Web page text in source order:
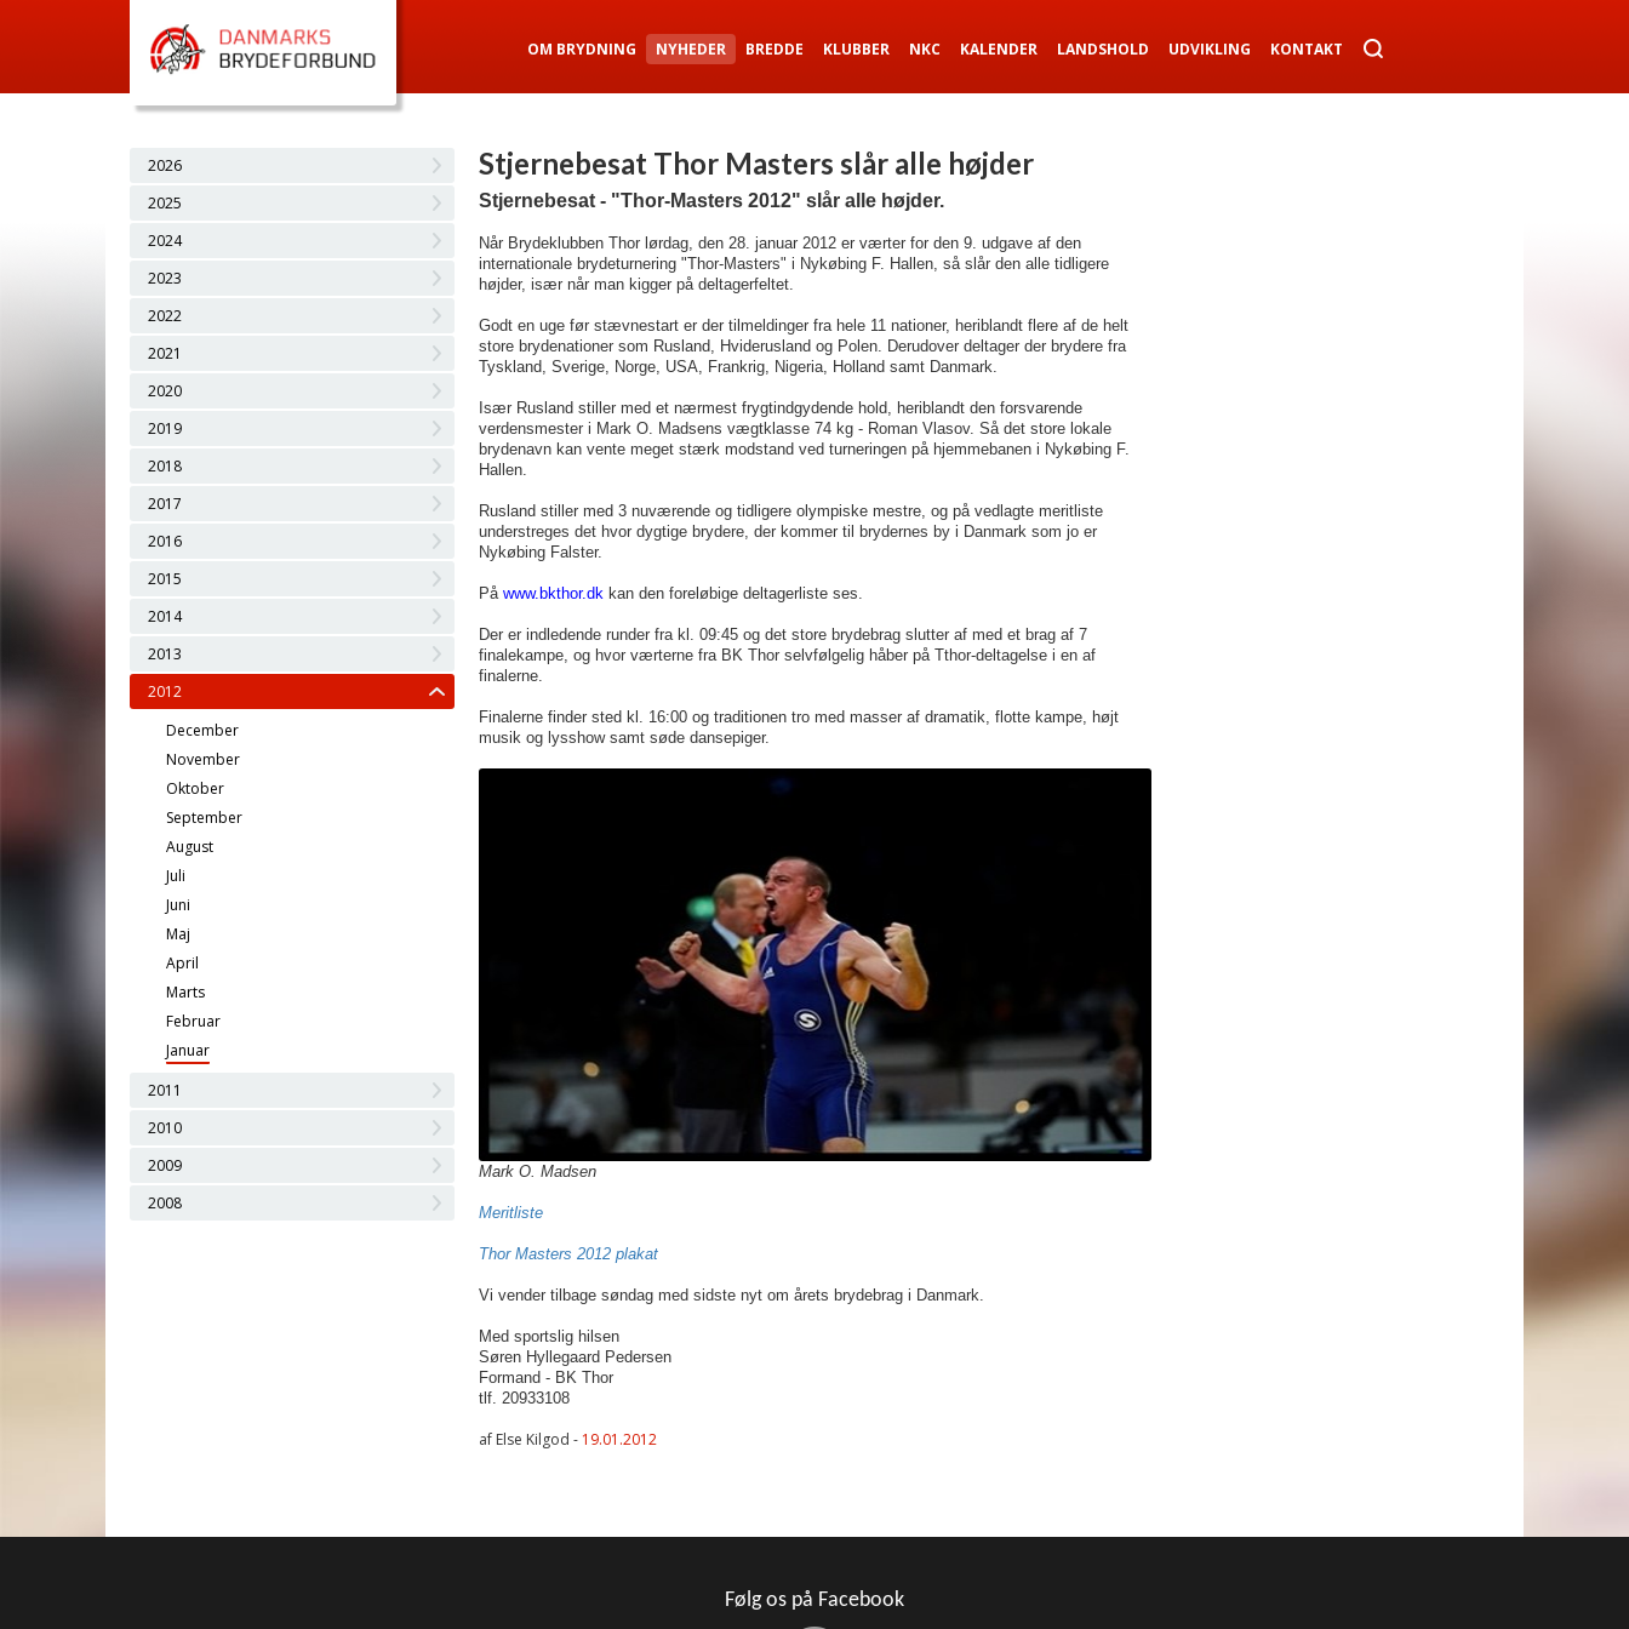
OM BRYDNING NYHEDER BREDDE KLUBBER NKC KALENDER LANDSHOLD UDVIKLING KONTAKT
2026
2025
2024
2023
2022
2021
2020
2019
2018
2017
2016
2015
2014
2013
2012
December
November
Oktober
September
August
Juli
Juni
Maj
April
Marts
Februar
Januar
2011
2010
2009
2008
Stjernebesat Thor Masters slår alle højder
Stjernebesat - "Thor-Masters 2012" slår alle højder.
Når Brydeklubben Thor lørdag, den 28. januar 2012 er værter for den 9. udgave af den
internationale brydeturnering "Thor-Masters" i Nykøbing F. Hallen, så slår den alle tidligere
højder, især når man kigger på deltagerfeltet.
Godt en uge før stævnestart er der tilmeldinger fra hele 11 nationer, heriblandt flere af de helt
store brydenationer som Rusland, Hviderusland og Polen. Derudover deltager der brydere fra
Tyskland, Sverige, Norge, USA, Frankrig, Nigeria, Holland samt Danmark.
Især Rusland stiller med et nærmest frygtindgydende hold, heriblandt den forsvarende
verdensmester i Mark O. Madsens vægtklasse 74 kg - Roman Vlasov. Så det store lokale
brydenavn kan vente meget stærk modstand ved turneringen på hjemmebanen i Nykøbing F.
Hallen.
Rusland stiller med 3 nuværende og tidligere olympiske mestre, og på vedlagte meritliste
understreges det hvor dygtige brydere, der kommer til brydernes by i Danmark som jo er
Nykøbing Falster.
På www.bkthor.dkkan den foreløbige deltagerliste ses.
Der er indledende runder fra kl. 09:45 og det store brydebrag slutter af med et brag af 7
finalekampe, og hvor værterne fra BK Thor selvfølgelig håber på Tthor-deltagelse i en af
finalerne.
Finalerne finder sted kl. 16:00 og traditionen tro med masser af dramatik, flotte kampe, højt
musik og lysshow samt søde dansepiger.
Mark O. Madsen
Meritliste
Thor Masters 2012 plakat
Vi vender tilbage søndag med sidste nyt om årets brydebrag i Danmark.
Med sportslig hilsen
Søren Hyllegaard Pedersen
Formand - BK Thor
tlf. 20933108
af Else Kilgod - 19.01.2012
Følg os på Facebook